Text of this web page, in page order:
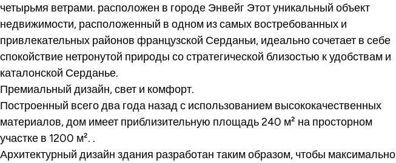
четырьмя ветрами. расположен в городе Энвейг Этот уникальный объект
недвижимости, расположенный в одном из самых востребованных и
привлекательных районов французской Серданьи, идеально сочетает в себе
спокойствие нетронутой природы со стратегической близостью к удобствам и
каталонской Серданье.
Премиальный дизайн, свет и комфорт.
Построенный всего два года назад с использованием высококачественных
материалов, дом имеет приблизительную площадь 240 м² на просторном
участке в 1200 м². .
Архитектурный дизайн здания разработан таким образом, чтобы максимально